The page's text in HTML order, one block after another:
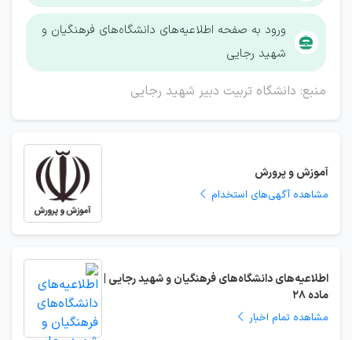
ورود به صفحه اطلاعیه‌های دانشگاه‌های فرهنگیان و
شهید رجایی
منبع: دانشگاه تربیت دبیر شهید رجایی
آموزش و پرورش
مشاهده آگهی‌های استخدام
اطلاعیه‌های دانشگاه‌های فرهنگیان و شهید رجایی |
ماده 28
مشاهده تمام اخبار